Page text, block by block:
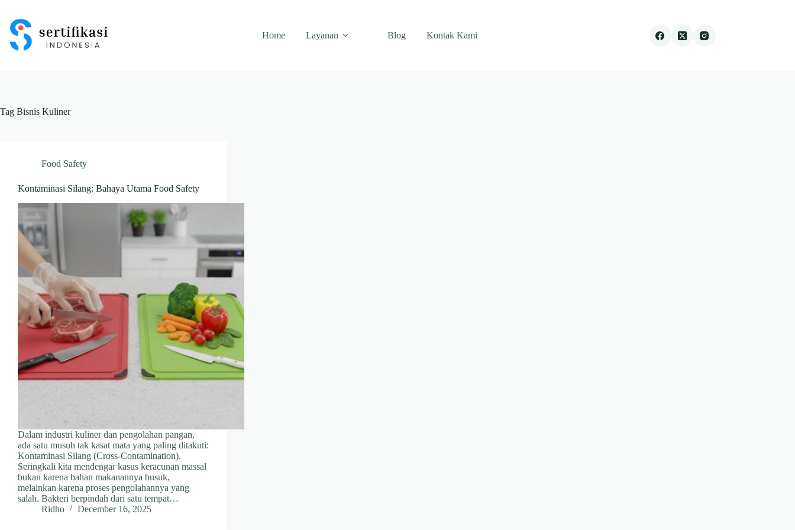
content
Home
Layanan Blog Kontak Kami
Tag Bisnis Kuliner
Food Safety
Kontaminasi Silang: Bahaya Utama Food Safety
Dalam industri kuliner dan pengolahan pangan,
ada satu musuh tak kasat mata yang paling ditakuti:
Kontaminasi Silang (Cross-Contamination).
Seringkali kita mendengar kasus keracunan massal
bukan karena bahan makanannya busuk,
melainkan karena proses pengolahannya yang
salah. Bakteri berpindah dari satu tempat…
Ridho
December 16, 2025